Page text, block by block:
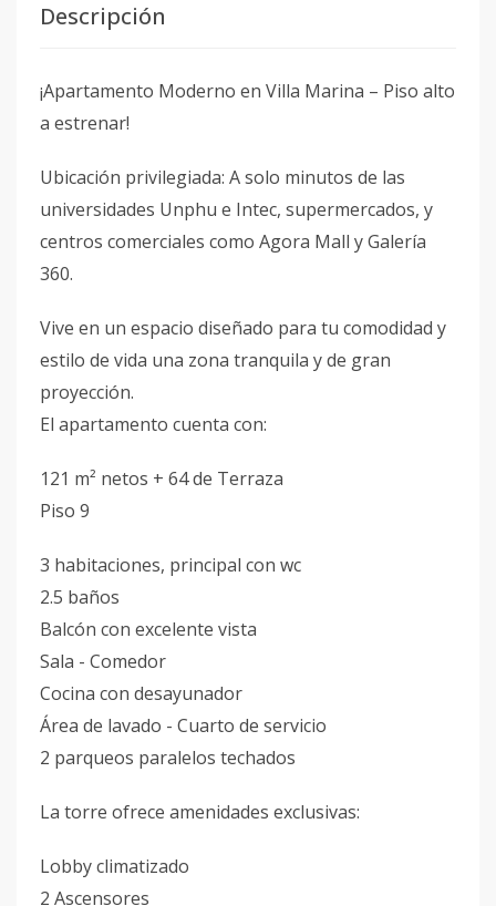
Descripción
¡Apartamento Moderno en Villa Marina – Piso alto
a estrenar!
Ubicación privilegiada: A solo minutos de las
universidades Unphu e Intec, supermercados, y
centros comerciales como Agora Mall y Galería
360.
Vive en un espacio diseñado para tu comodidad y
estilo de vida una zona tranquila y de gran
proyección.
El apartamento cuenta con:
121 m² netos + 64 de Terraza
Piso 9
3 habitaciones, principal con wc
2.5 baños
Balcón con excelente vista
Sala - Comedor
Cocina con desayunador
Área de lavado - Cuarto de servicio
2 parqueos paralelos techados
La torre ofrece amenidades exclusivas:
Lobby climatizado
2 Ascensores